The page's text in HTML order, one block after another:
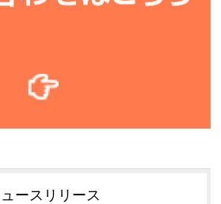
ースリリース